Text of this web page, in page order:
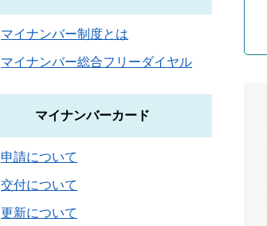
マイナンバー制度とは
マイナンバー総合フリーダイヤル
マイナンバーカード
申請について
交付について
更新について